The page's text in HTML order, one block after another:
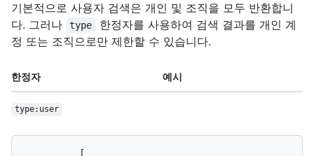
기본적으로 사용자 검색은 개인 및 조직을 모두 반환합니
다. 그러나
type
한정자를 사용하여 검색 결과를 개인 계
정 또는 조직으로만 제한할 수 있습니다.
한정자 예시
type:user